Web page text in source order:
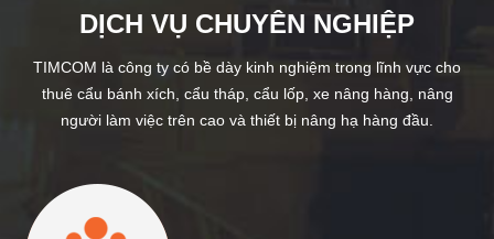
DỊCH VỤ CHUYÊN NGHIỆP
TIMCOM là công ty có bề dày kinh nghiệm trong lĩnh vực cho
thuê cẩu bánh xích, cẩu tháp, cẩu lốp, xe nâng hàng, nâng
người làm việc trên cao và thiết bị nâng hạ hàng đầu.